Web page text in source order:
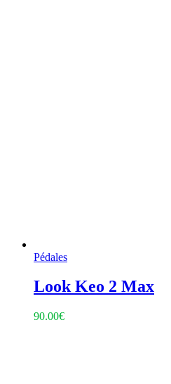
Pédales
Look Keo 2 Max
90.00€